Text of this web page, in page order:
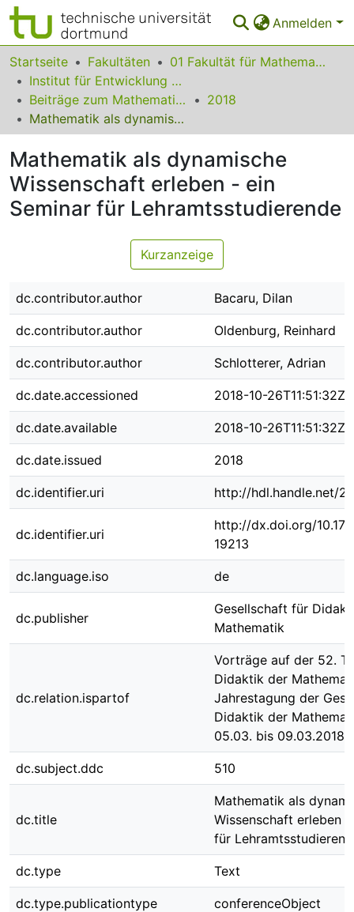
Anmelden
Bereiche & Sammlungen
Das gesamte Repositorium
Statistiken
FAQ
Leitlinien
Zurück zur Startseite
Startseite Fakultäten
01 Fakultät für Mathematik
Institut für Entwicklung und Erforschung des Mathematikunterrichts
Beiträge zum Mathematikunterricht
2018
Mathematik als dynamische Wissenschaft erleben - ein Seminar für Lehramtsstudierende
Mathematik als dynamische
Wissenschaft erleben - ein
Seminar für Lehramtsstudierende
Kurzanzeige
dc.contributor.author Bacaru, Dilan
dc.contributor.author Oldenburg, Reinhard
dc.contributor.author Schlotterer, Adrian
dc.date.accessioned 2018-10-26T11:51:32Z
dc.date.available 2018-10-26T11:51:32Z
dc.date.issued 2018
dc.identifier.uri http://hdl.handle.net/
dc.identifier.uri
http://dx.doi.org/
19213
dc.language.iso de
dc.publisher
Gesellschaft für
Mathematik
dc.relation.ispartof
Vorträge auf der 52.
Didaktik der
Jahrestagung der
Didaktik der
05.03. bis 09.03.2018
dc.subject.ddc 510
dc.title
Mathematik als
Wissenschaft erleben -
für
dc.type Text
dc.type.publicationtype conferenceObject